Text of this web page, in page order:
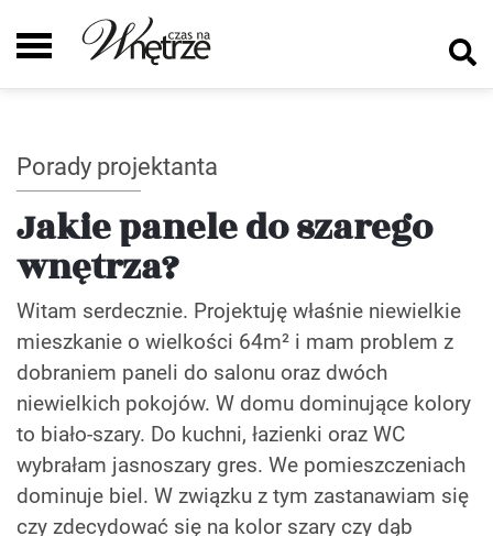
Porady projektanta
Jakie panele do szarego
wnętrza?
Witam serdecznie. Projektuję właśnie niewielkie
mieszkanie o wielkości 64m² i mam problem z
dobraniem paneli do salonu oraz dwóch
niewielkich pokojów. W domu dominujące kolory
to biało-szary. Do kuchni, łazienki oraz WC
wybrałam jasnoszary gres. We pomieszczeniach
dominuje biel. W związku z tym zastanawiam się
czy zdecydować się na kolor szary czy dąb